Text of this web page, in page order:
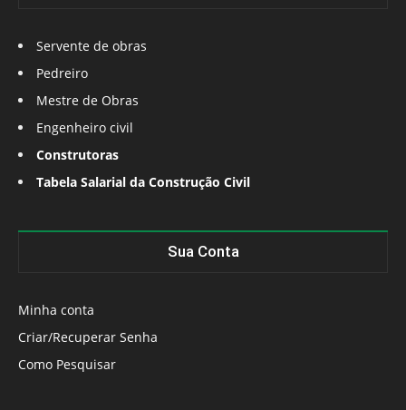
Servente de obras
Pedreiro
Mestre de Obras
Engenheiro civil
Construtoras
Tabela Salarial da Construção Civil
Sua Conta
Minha conta
Criar/Recuperar Senha
Como Pesquisar